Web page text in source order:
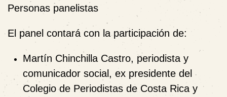
Personas panelistas
El panel contará con la participación de:
Martín Chinchilla Castro, periodista y
comunicador social, ex presidente del
Colegio de Periodistas de Costa Rica y